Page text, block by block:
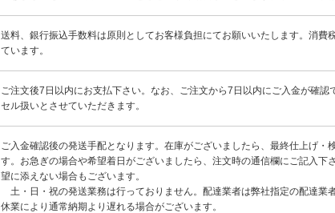
送料、銀行振込手数料は原則としてお客様負担にてお願いいたします。消費
ています。
ご注文後7日以内にお支払下さい。なお、ご注文から7日以内にご入金が確認
セル扱いとさせていただきます。
ご入金確認後の発送手配となります。在庫がございましたら、最終仕上げ・
す。お急ぎの場合や希望着日がございましたら、注文時の通信欄にご記入下
望に添えない場合もございます。
土・日・祝の発送業務は行っておりません。配達業者は弊社指定の配達業
休業により通常納期より遅れる場合がございます。